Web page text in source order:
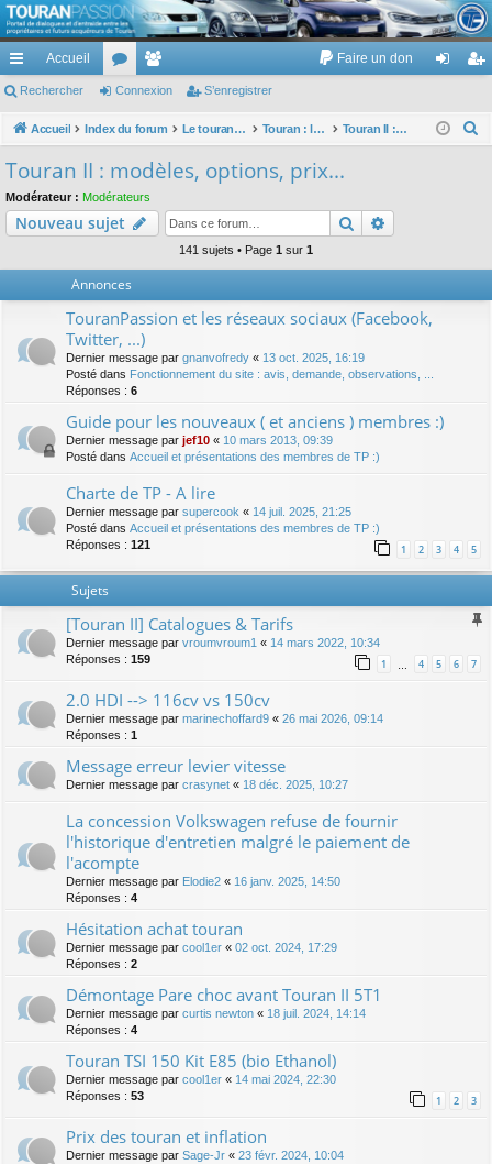
TouranPassion
Le forum des propriétaires ou futurs acquéreurs du Volkswagen Touran
cc
ès
pi
de
Accueil
or
u
e
m
Faire un don
ne nr
Rechercher Connexion S’enregistrer
Accueil Index du forum Le touran dans ses versions I (V1 V2 V3) et II ... Touran : les modèles, les prix, les achats, les options, ... Touran II : modèles, options, prix...
c
Touran II : modèles, options, prix...
Modérateur : Modérateurs
Nouveau sujet Rechercher
141 sujets • Page 1 sur 1
Annonces
TouranPassion et les réseaux sociaux (Facebook,
Twitter, ...)
Dernier message par gnanvofredy « 13 oct. 2025, 16:19
Posté dans Fonctionnement du site : avis, demande, observations, ...
Réponses : 6
Guide pour les nouveaux ( et anciens ) membres :)
Dernier message par jef10 « 10 mars 2013, 09:39
Posté dans Accueil et présentations des membres de TP :)
Charte de TP - A lire
Dernier message par supercook « 14 juil. 2025, 21:25
Posté dans Accueil et présentations des membres de TP :)
Réponses : 121 1 2 3 4 5
Sujets
[Touran II] Catalogues & Tarifs
Dernier message par vroumvroum1 « 14 mars 2022, 10:34
Réponses : 159 1 … 4 5 6 7
2.0 HDI --> 116cv vs 150cv
Dernier message par marinechoffard9 « 26 mai 2026, 09:14
Réponses : 1
Message erreur levier vitesse
Dernier message par crasynet « 18 déc. 2025, 10:27
La concession Volkswagen refuse de fournir
l'historique d'entretien malgré le paiement de
l'acompte
Dernier message par Elodie2 « 16 janv. 2025, 14:50
Réponses : 4
Hésitation achat touran
Dernier message par cool1er « 02 oct. 2024, 17:29
Réponses : 2
Démontage Pare choc avant Touran II 5T1
Dernier message par curtis newton « 18 juil. 2024, 14:14
Réponses : 4
Touran TSI 150 Kit E85 (bio Ethanol)
Dernier message par cool1er « 14 mai 2024, 22:30
Réponses : 53 1 2 3
Prix des touran et inflation
Dernier message par Sage-Jr « 23 févr. 2024, 10:04